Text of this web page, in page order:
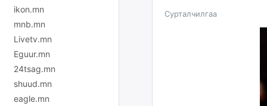
ikon.mn
mnb.mn
Livetv.mn
Eguur.mn
24tsag.mn
shuud.mn
eagle.mn
Сурталчилгаа